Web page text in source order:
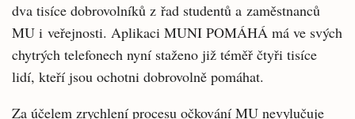
dva tisíce dobrovolníků z řad studentů a zaměstnanců
MU i veřejnosti. Aplikaci MUNI POMÁHÁ má ve svých
chytrých telefonech nyní staženo již téměř čtyři tisíce
lidí, kteří jsou ochotni dobrovolně pomáhat.
Za účelem zrychlení procesu očkování MU nevylučuje